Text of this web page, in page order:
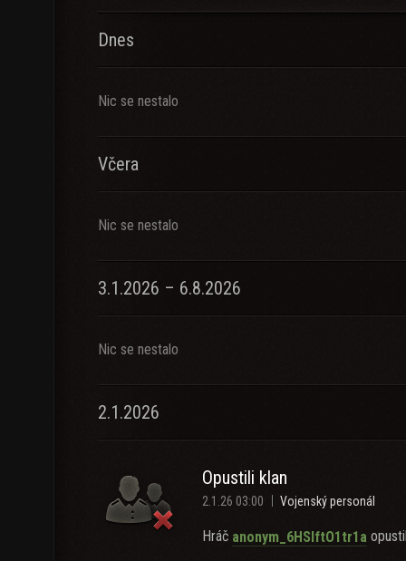
Dnes
Nic se nestalo
Včera
Nic se nestalo
3.1.2026 – 6.8.2026
Nic se nestalo
2.1.2026
Opustili klan
2.1.26 03:00 Vojenský personál
Hráč anonym_6HSlftO1tr1a